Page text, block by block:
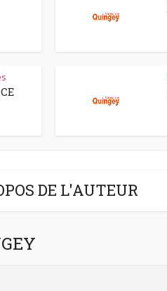
DE L'AUTEUR